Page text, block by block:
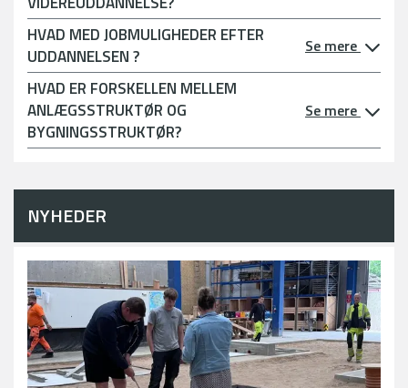
HVAD MED JOBMULIGHEDER EFTER
UDDANNELSEN ?
Se mere
HVAD ER FORSKELLEN MELLEM
ANLÆGSSTRUKTØR OG
BYGNINGSSTRUKTØR?
Se mere
NYHEDER